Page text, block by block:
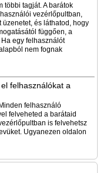
többi tagját. A barátok
vezérlőpultban,
és láthatod, hogy
függően, a
egy felhasználót
nem fognak
felhasználókat a
felhasználó
felveheted a barátaid
is felvehetsz
Ugyanezen oldalon